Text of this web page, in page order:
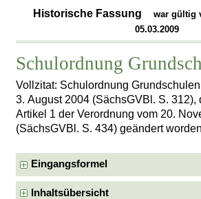
Historische Fassung
war gültig
05.03.2009
Schulordnung
Vollzitat: Schulordnung
3. August 2004 (SächsGVBl. S. 312),
Artikel 1 der Verordnung vom 20.
(SächsGVBl. S. 434) geändert
Eingangsformel
Inhaltsübersicht